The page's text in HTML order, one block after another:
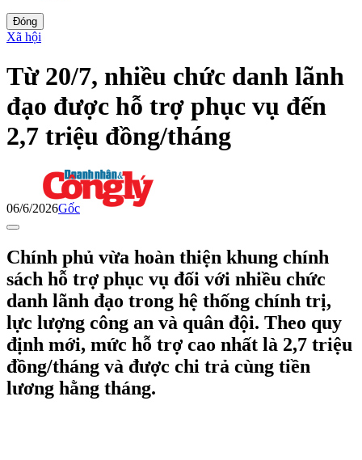
Đóng
Xã hội
Từ 20/7, nhiều chức danh lãnh
đạo được hỗ trợ phục vụ đến
2,7 triệu đồng/tháng
06/6/2026Gốc
Chính phủ vừa hoàn thiện khung chính
sách hỗ trợ phục vụ đối với nhiều chức
danh lãnh đạo trong hệ thống chính trị,
lực lượng công an và quân đội. Theo quy
định mới, mức hỗ trợ cao nhất là 2,7 triệu
đồng/tháng và được chi trả cùng tiền
lương hằng tháng.